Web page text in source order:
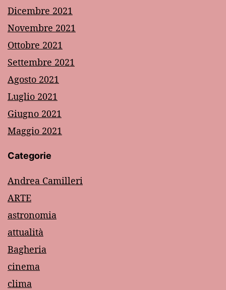
Dicembre 2021
Novembre 2021
Ottobre 2021
Settembre 2021
Agosto 2021
Luglio 2021
Giugno 2021
Maggio 2021
Categorie
Andrea Camilleri
ARTE
astronomia
attualità
Bagheria
cinema
clima